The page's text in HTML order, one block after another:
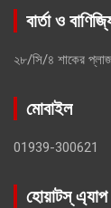
বার্তা ও
২৮/সি/৪ শাকের
মোবাইল
01939-300621
হোয়াটস্ এ্যাপ